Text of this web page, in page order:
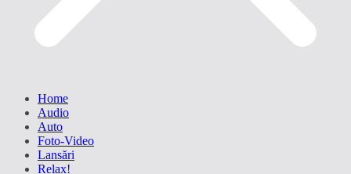
Home
Audio
Auto
Foto-Video
Lansări
Relax!